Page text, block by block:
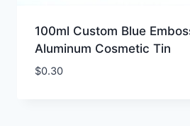
100ml Custom Blue
Aluminum Cosmetic Tin
$0.30